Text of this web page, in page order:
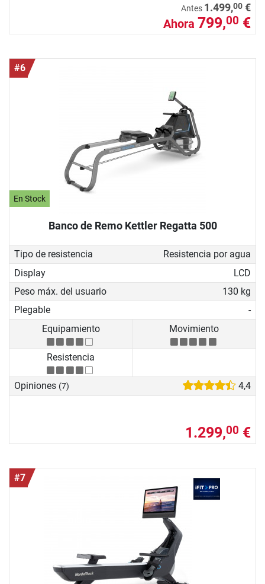
Antes 1.499,00 €
Ahora 799,00 €
#6
En Stock
Banco de Remo Kettler Regatta 500
Tipo de resistencia
Resistencia por agua
Display
LCD
Peso máx. del usuario
130 kg
Plegable
-
Equipamiento
Movimiento
Resistencia
Opiniones (7) 4,4
1.299,00 €
#7